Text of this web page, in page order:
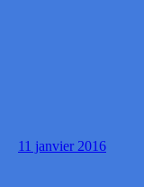
11 janvier 2016